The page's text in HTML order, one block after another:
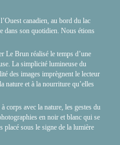
canadien, au bord du lac
dans son quotidien. Nous étions
Le Brun réalisé le temps d’une
La simplicité lumineuse du
des images imprègnent le lecteur
nature et à la nourriture qu’elles
corps avec la nature, les gestes du
en noir et blanc qui se
placé sous le signe de la lumière